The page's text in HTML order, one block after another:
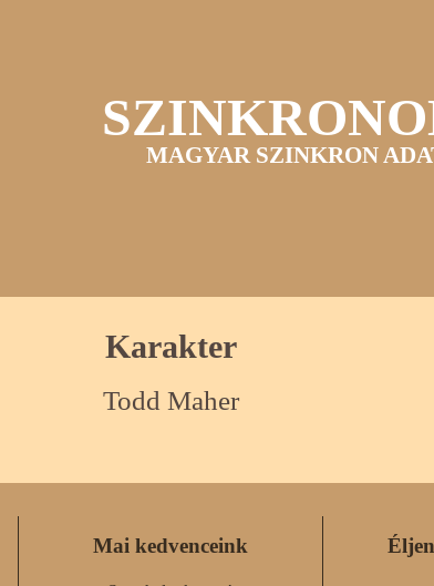
MAGYAR SZINKRON
Karakter
Todd Maher
Mai kedvenceink